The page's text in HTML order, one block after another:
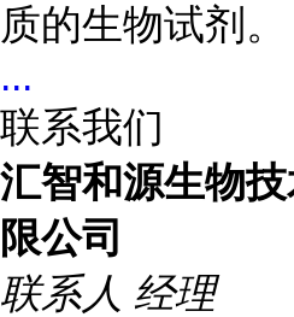
质的生物试剂。
...
联系我们
汇智和源生物
限公司
联系人 经理